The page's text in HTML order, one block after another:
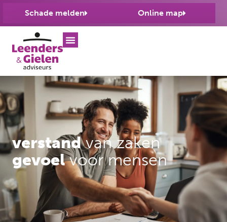
Schade melden Online map
verstandvan zaken
gevoelvoor mensen